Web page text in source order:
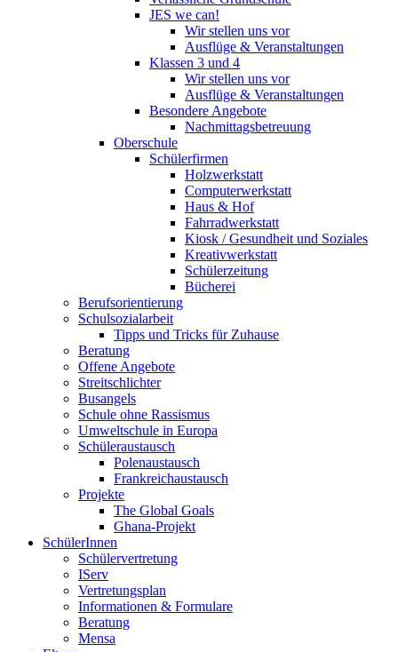
JES we can!
Wir stellen uns vor
Ausflüge & Veranstaltungen
Klassen 3 und 4
Wir stellen uns vor
Ausflüge & Veranstaltungen
Besondere Angebote
Nachmittagsbetreuung
Oberschule
Schülerfirmen
Holzwerkstatt
Computerwerkstatt
Haus & Hof
Fahrradwerkstatt
Kiosk / Gesundheit und Soziales
Kreativwerkstatt
Schülerzeitung
Bücherei
Berufsorientierung
Schulsozialarbeit
Tipps und Tricks für Zuhause
Beratung
Offene Angebote
Streitschlichter
Busangels
Schule ohne Rassismus
Umweltschule in Europa
Schüleraustausch
Polenaustausch
Frankreichaustausch
Projekte
The Global Goals
Ghana-Projekt
SchülerInnen
Schülervertretung
IServ
Vertretungsplan
Informationen & Formulare
Beratung
Mensa